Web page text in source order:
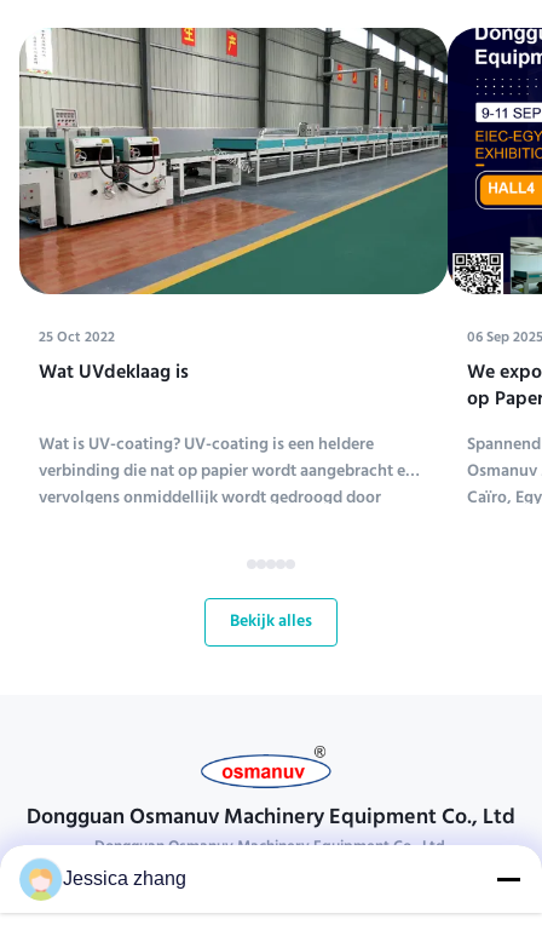
25 Oct 2022
Wat UVdeklaag is
Wat is UV-coating? UV-coating is een heldere
verbinding die nat op papier wordt aangebracht en
vervolgens onmiddellijk wordt gedroogd door
ultraviolet coating). Verschillende soorten
verbindingen worden gebruikt om papier te coaten;
06 Sep 2025
We
op
Caïro,
Bekijk alles
Dongguan Osmanuv Machinery Equipment Co., Ltd
Dongguan Osmanuv Machinery Equipment Co., Ltd.
Neem contact op.
Jessica zhang